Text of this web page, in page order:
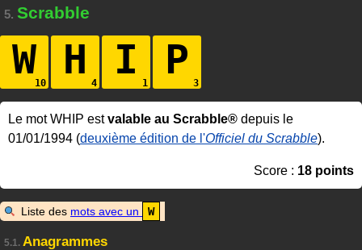
5. Scrabble
W H I P
Le mot WHIP estvalable au Scrabble® depuis le
01/01/1994 (deuxième édition de l'Officiel du Scrabble).
Score : 18 points
Liste des mots avec un W
5.1. Anagrammes